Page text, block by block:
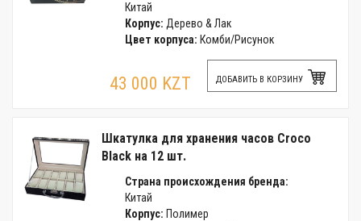
Китай
Корпус: Дерево & Лак
Цвет корпуса: Комби/Рисунок
43 000 KZT ДОБАВИТЬ В КОРЗИНУ
Шкатулка для хранения часов Croco
Black на 12 шт.
Страна происхождения бренда:
Китай
Корпус: Полимер